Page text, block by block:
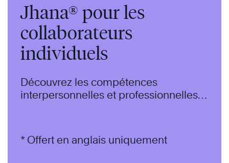
Jhana® pour les
collaborateurs
individuels
Découvrez les compétences
interpersonnelles et professionnelles
* Offert en anglais uniquement